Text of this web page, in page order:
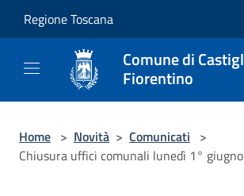
Regione Toscana
Comune di
Fiorentino
Home > Novità > Comunicati >
Chiusura uffici comunali lunedì 1°